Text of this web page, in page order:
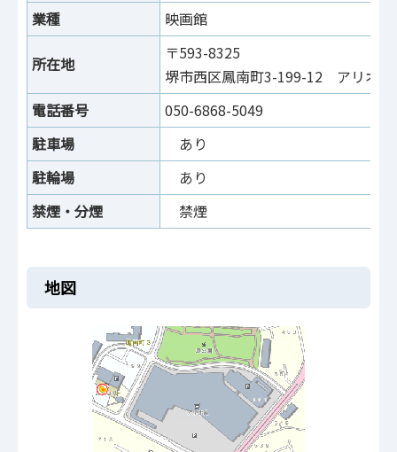
業種
映画館
所在地
〒593-8325
堺市西区鳳南町3-199-12 アリオ鳳
電話番号
050-6868-5049
駐車場
あり
駐輪場
あり
禁煙・分煙
禁煙
地図